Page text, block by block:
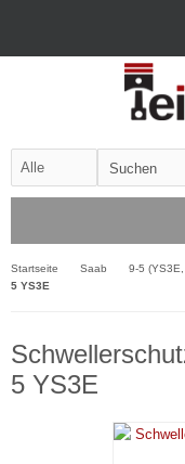
Startseite Saab 9-5
5 YS3E
5 YS3E